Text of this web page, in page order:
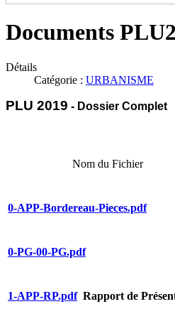
Documents
Détails
Catégorie : URBANISME
PLU 2019 - Dossier Complet
Nom du Fichier
0-APP-Bordereau-Pieces.pdf
0-PG-00-PG.pdf
1-APP-RP.pdfRapport de